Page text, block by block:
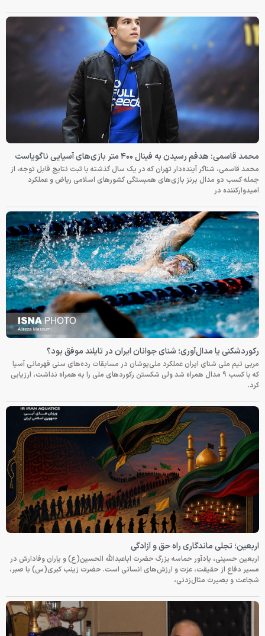
محمد قاسمی: هدفم رسیدن به فینال ۴۰۰ متر بازی‌های آسیایی ناگویاست
محمد قاسمی، شناگر آینده‌دار تهران که در یک سال گذشته با ثبت نتایج قابل توجه، از
جمله کسب دو مدال برنز بازی‌های همبستگی کشورهای اسلامی ریاض و عملکرد
امیدوارکننده در
رکوردشکنی یا مدال‌آوری؛ شنای جوانان ایران در تایلند موفق بود؟
مربی تیم ملی شنای ایران عملکرد ملی‌پوشان در مسابقات رده‌های سنی قهرمانی آسیا
که با کسب ۹ مدال همراه شد ولی شکستن رکوردهای ملی را به همراه نداشت، ارزیابی
کرد.
اربعین؛ تجلی ماندگاری راه حق و آزادگی
اربعین حسینی، یادآور حماسه بزرگ حضرت اباعبدالله الحسین(ع) و یاران وفادارش در
مسیر دفاع از حقیقت، عزت و ارزش‌های انسانی است. حضرت زینب کبری(س) با صبر،
شجاعت و بصیرت مثال‌زدنی،